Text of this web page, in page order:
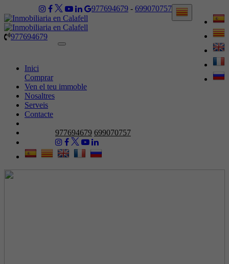
977694679 - 699070757
977694679
Toggle
Inici
Comprar
Ven el teu immoble
Nosaltres
Serveis
Contacte
977694679 699070757